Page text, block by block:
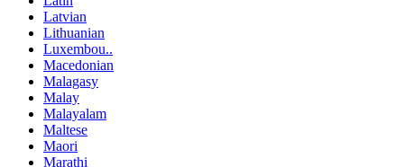
Latvian
Lithuanian
Luxembou..
Macedonian
Malagasy
Malay
Malayalam
Maltese
Maori
Marathi